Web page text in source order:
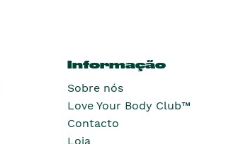
Informação
Sobre nós
Love Your Body Club™
Contacto
Loja